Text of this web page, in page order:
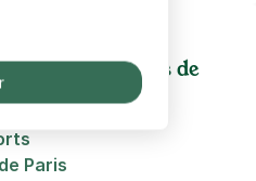
cinémas de
Paris